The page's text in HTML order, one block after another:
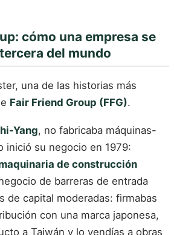
cómo una empresa se
del mundo
una de las historias más
Fair Friend Group (FFG).
Yang, no fabricaba máquinas-
inició su negocio en 1979:
de construcción
de barreras de entrada
de capital moderadas: firmabas
con una marca japonesa,
a Taiwán y lo vendías a obras